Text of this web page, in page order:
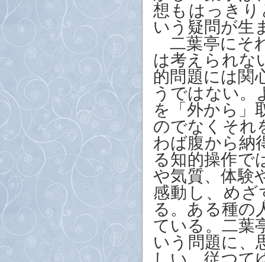
想もはっき
いう疑問が生
二葉亭にそ
は考えられな
的問題には関
うではない。
を「外から」
のでなくそれ
わば腹から納
る知的操作で
や気質、体験
感動し、め
る。ある種の
ている。二葉
いう問題に、